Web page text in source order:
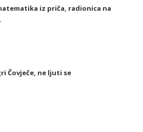
iz priča, radionica na
Čovječe, ne ljuti se